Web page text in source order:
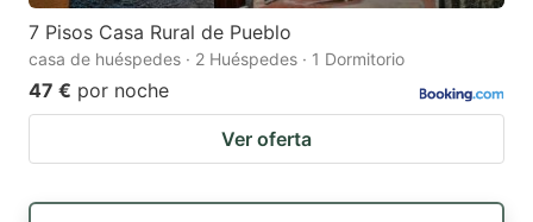
7 Pisos Casa Rural de Pueblo
casa de huéspedes · 2 Huéspedes · 1 Dormitorio
47 € por noche
Ver oferta